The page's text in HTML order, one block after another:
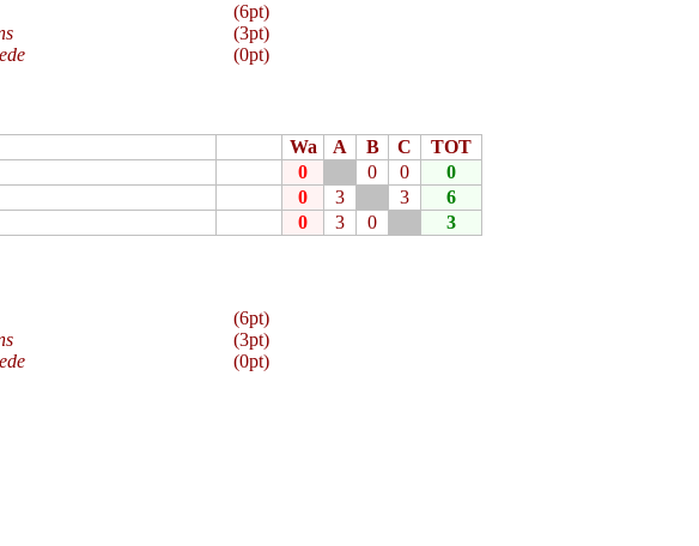
(6pt)
(3pt)
(0pt)
Wa A B C
TOT
0 0 0
0
0 3 3
6
0 3 0
3
(6pt)
(3pt)
(0pt)